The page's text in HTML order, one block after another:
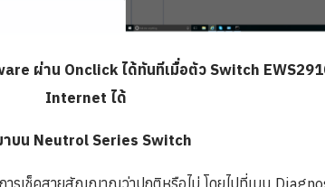
ผ่าน Onclick ได้ทันทีเมื่อตัว Switch
Internet ได้
บน Neutrol Series Switch